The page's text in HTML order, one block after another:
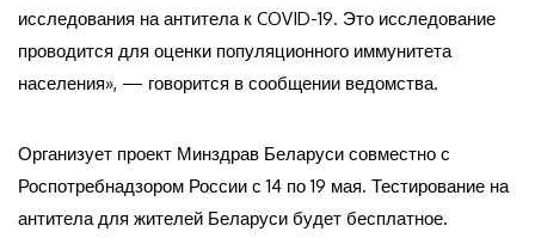
исследования на антитела к COVID-19. Это исследование
проводится для оценки популяционного иммунитета
населения», — говорится в сообщении ведомства.
Организует проект Минздрав Беларуси совместно с
Роспотребнадзором России с 14 по 19 мая. Тестирование на
антитела для жителей Беларуси будет бесплатное.